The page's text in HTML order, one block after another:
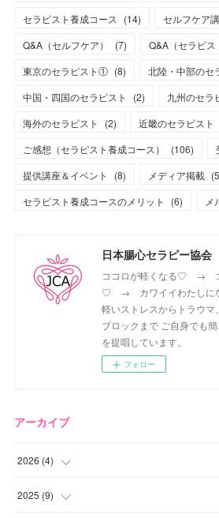
セラピスト養成コース
(14) セルフケア
Q&A（セルフケア）
(7) Q&A（セラピス
東京のセラピスト① (8) 北陸・中部のセ
中国・四国のセラピスト
(2) 九州のセラ
海外のセラピスト
(2) 近畿のセラピスト
ご感想（セラピスト養成コース）
(106)
提供講座＆イベント
(8) メディア掲載 (
セラピスト養成コースのメリット
(6) メ
日本腸心セラピー協会
ココロが軽くなる♡ → コ
♡ → カワイイわたしにな
軽いストレスからトラウ
ブロックまで ご自身でも
を提唱しています。
フォロー
アーカイブ
2026 (4)
( )
2025 (9)